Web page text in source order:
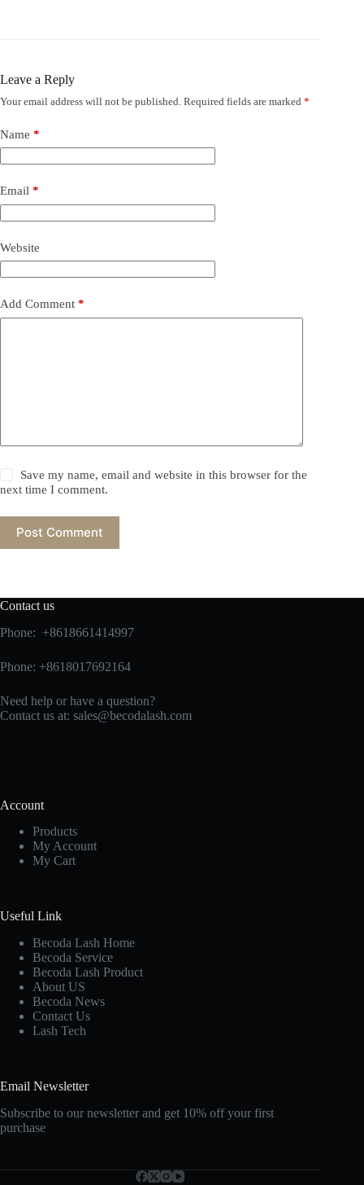
Leave a Reply
Your email address will not be published. Required fields are marked *
Name *
Email *
Website
Add Comment *
Save my name, email and website in this browser for the
next time I comment.
Post Comment
Contact us
Phone: +8618661414997
Phone: +8618017692164
Need help or have a question?
Contact us at: sales@becodalash.com
Account
Products
My Account
My Cart
Useful Link
Becoda Lash Home
Becoda Service
Becoda Lash Product
About US
Becoda News
Contact Us
Lash Tech
Email Newsletter
Subscribe to our newsletter and get 10% off your first
purchase